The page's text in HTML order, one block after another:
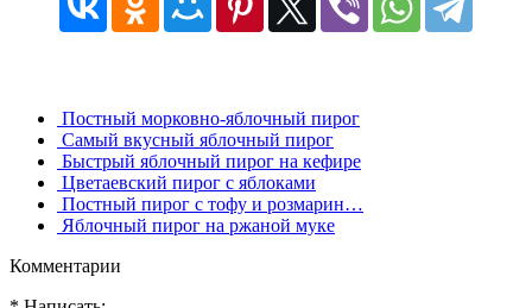
Постный морковно-яблочный пирог
Самый вкусный яблочный пирог
Быстрый яблочный пирог на кефире
Цветаевский пирог с яблоками
Постный пирог с тофу и розмарин…
Яблочный пирог на ржаной муке
Комментарии